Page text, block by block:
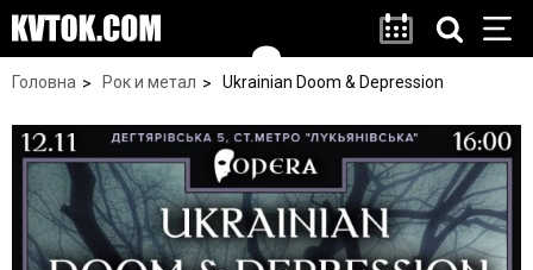
Головна Рок и метал Ukrainian Doom & Depression